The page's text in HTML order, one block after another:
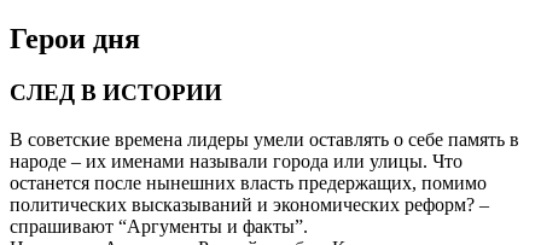
Герои дня
СЛЕД В ИСТОРИИ
В советские времена лидеры умели оставлять о себе память в
народе – их именами называли города или улицы. Что
останется после нынешних власть предержащих, помимо
политических высказываний и экономических реформ? –
спрашивают “Аргументы и факты”.